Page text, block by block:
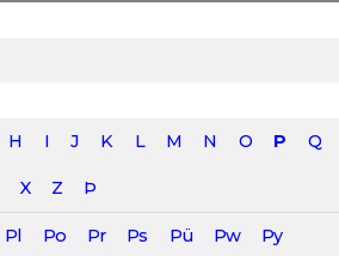
H I J K L M N O P Q
X Z Þ
Pl Po Pr Ps Pü Pw Py